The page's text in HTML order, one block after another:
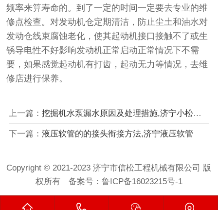
频率来算寿命的。到了一定的时间一定要去专业的维
修点检查。对发动机仓定期清洁，防止尘土和油水对
发动仓线束腐蚀老化，使其起动机接口接触不了或生
锈导电性不好影响发动机正常启动正常情况下不需
要，如果感觉起动机有打齿，起动无力等情况，去维
修店进行保养。
上一篇： 挖掘机水泵漏水原因及处理措施,济宁小松水泵价格
下一篇： 液压软管的的接头衔接方法,济宁液压软管
Copyright © 2021-2023 济宁市信松工程机械有限公司 版
权所有 备案号： 鲁ICP备16023215号-1